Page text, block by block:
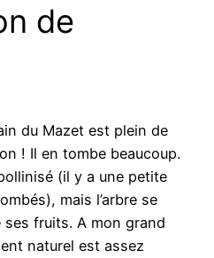
de
du Mazet est plein de
! Il en tombe beaucoup.
(il y a une petite
mais l’arbre se
ses fruits. A mon grand
naturel est assez